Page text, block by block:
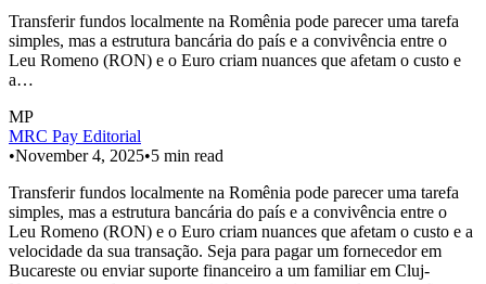
Transferir fundos localmente na Romênia pode parecer uma tarefa
simples, mas a estrutura bancária do país e a convivência entre o
Leu Romeno (RON) e o Euro criam nuances que afetam o custo e
a…
MP
MRC Pay Editorial
•November 4, 2025•5 min read
Transferir fundos localmente na Romênia pode parecer uma tarefa
simples, mas a estrutura bancária do país e a convivência entre o
Leu Romeno (RON) e o Euro criam nuances que afetam o custo e a
velocidade da sua transação. Seja para pagar um fornecedor em
Bucareste ou enviar suporte financeiro a um familiar em Cluj-